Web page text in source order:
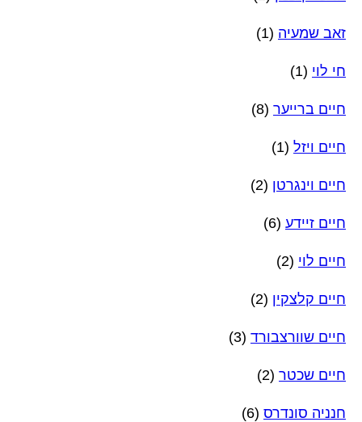
זאב שמעיה (1)
חי לוי (1)
חיים ברייער (8)
חיים ויזל (1)
חיים וינגרטן (2)
חיים זיידע (6)
חיים לוי (2)
חיים קלצקין (2)
חיים שוורצבורד (3)
חיים שכטר (2)
חנניה סונדרס (6)